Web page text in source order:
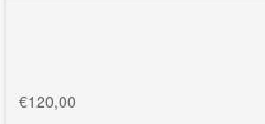
€120,00